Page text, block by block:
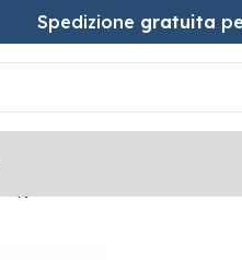
Spedizione gratuita